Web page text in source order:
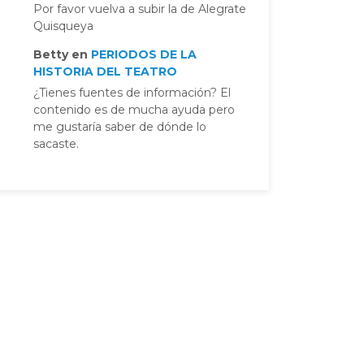
Por favor vuelva a subir la de Alegrate
Quisqueya
Bettyen PERIODOS DE LA
HISTORIA DEL TEATRO
¿Tienes fuentes de información? El
contenido es de mucha ayuda pero
me gustaría saber de dónde lo
sacaste.